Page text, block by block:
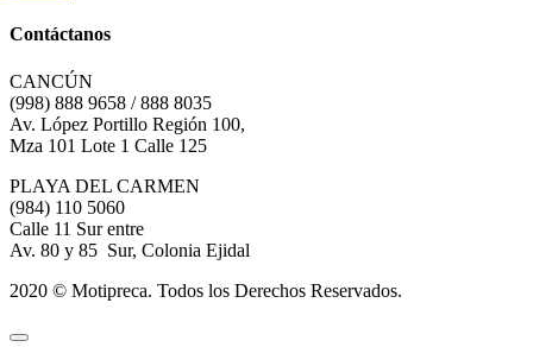
Contáctanos
CANCÚN
(998) 888 9658 / 888 8035
Av. López Portillo Región 100,
Mza 101 Lote 1 Calle 125
PLAYA DEL CARMEN
(984) 110 5060
Calle 11 Sur entre
Av. 80 y 85 Sur, Colonia Ejidal
2020 © Motipreca. Todos los Derechos Reservados.